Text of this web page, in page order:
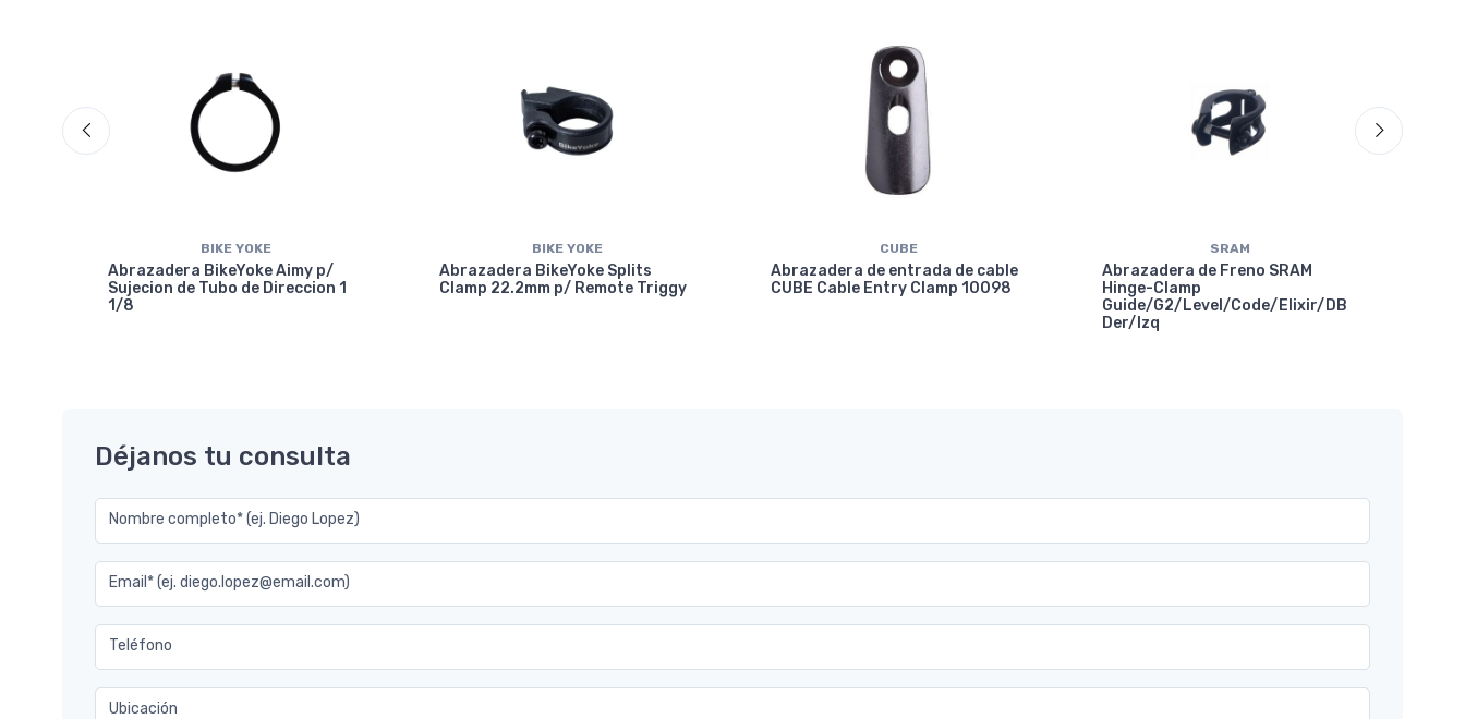
BIKE YOKE
Abrazadera BikeYoke Aimy p/
Sujecion de Tubo de Direccion 1
1/8
BIKE YOKE
Abrazadera BikeYoke Splits
Clamp 22.2mm p/ Remote Triggy
CUBE
Abrazadera de entrada de cable
CUBE Cable Entry Clamp 10098
SRAM
Abrazadera de Freno SRAM
Hinge-Clamp
Guide/G2/Level/Code/Elixir/DB
Der/Izq
Déjanos tu consulta
Nombre completo* (ej. Diego Lopez)
Email* (ej. diego.lopez@email.com)
Teléfono
Ubicación